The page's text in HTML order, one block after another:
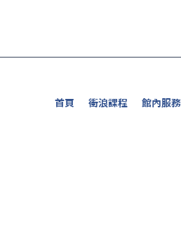
首頁 衝浪課程 館內服務